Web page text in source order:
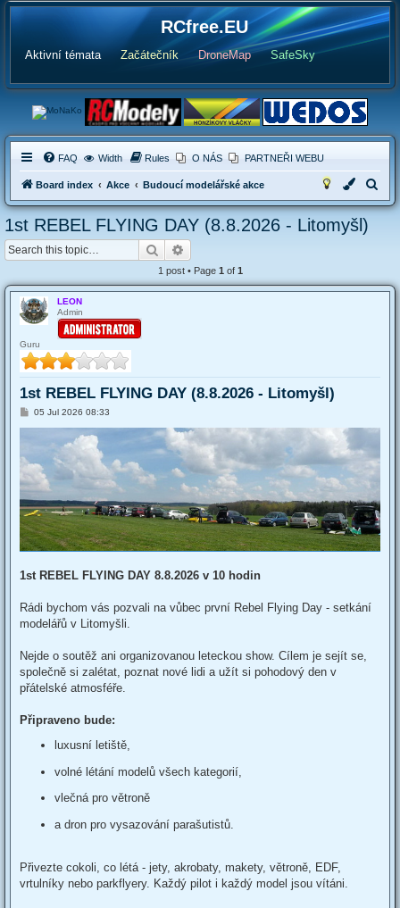
RCfree.EU
Aktivní témata Začátečník DroneMap SafeSky
FAQ Width Rules O NÁS PARTNEŘI WEBU
Board index Akce Budoucí modelářské akce
e
h
1st REBEL FLYING DAY (8.8.2026 - Litomyšl)
Search
1 post • Page 1 of 1
LEON
Admin
Guru
1st REBEL FLYING DAY (8.8.2026 - Litomyšl)
P05 Jul 2026 08:33
1st REBEL FLYING DAY 8.8.2026 v 10 hodin
Rádi bychom vás pozvali na vůbec první Rebel Flying Day - setkání
modelářů v Litomyšli.
Nejde o soutěž ani organizovanou leteckou show. Cílem je sejít se,
společně si zalétat, poznat nové lidi a užít si pohodový den v
přátelské atmosféře.
Připraveno bude:
luxusní letiště,
volné létání modelů všech kategorií,
vlečná pro větroně
a dron pro vysazování parašutistů.
Přivezte cokoli, co létá - jety, akrobaty, makety, větroně, EDF,
vrtulníky nebo parkflyery. Každý pilot i každý model jsou vítáni.